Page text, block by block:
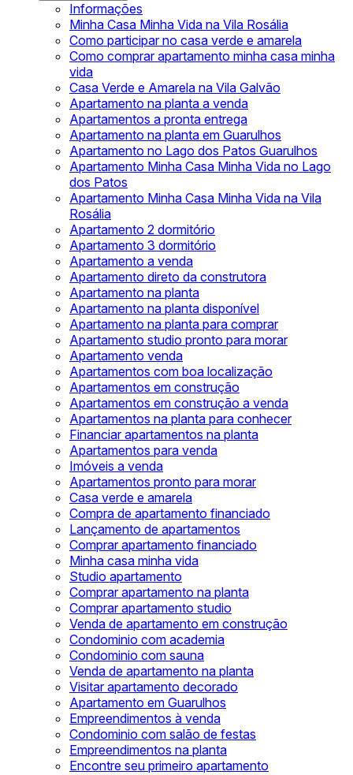
Informações
Minha Casa Minha Vida na Vila Rosália
Como participar no casa verde e amarela
Como comprar apartamento minha casa minha
vida
Casa Verde e Amarela na Vila Galvão
Apartamento na planta a venda
Apartamentos a pronta entrega
Apartamento na planta em Guarulhos
Apartamento no Lago dos Patos Guarulhos
Apartamento Minha Casa Minha Vida no Lago
dos Patos
Apartamento Minha Casa Minha Vida na Vila
Rosália
Apartamento 2 dormitório
Apartamento 3 dormitório
Apartamento a venda
Apartamento direto da construtora
Apartamento na planta
Apartamento na planta disponível
Apartamento na planta para comprar
Apartamento studio pronto para morar
Apartamento venda
Apartamentos com boa localização
Apartamentos em construção
Apartamentos em construção a venda
Apartamentos na planta para conhecer
Financiar apartamentos na planta
Apartamentos para venda
Imóveis a venda
Apartamentos pronto para morar
Casa verde e amarela
Compra de apartamento financiado
Lançamento de apartamentos
Comprar apartamento financiado
Minha casa minha vida
Studio apartamento
Comprar apartamento na planta
Comprar apartamento studio
Venda de apartamento em construção
Condominio com academia
Condominio com sauna
Venda de apartamento na planta
Visitar apartamento decorado
Apartamento em Guarulhos
Empreendimentos à venda
Condominio com salão de festas
Empreendimentos na planta
Encontre seu primeiro apartamento